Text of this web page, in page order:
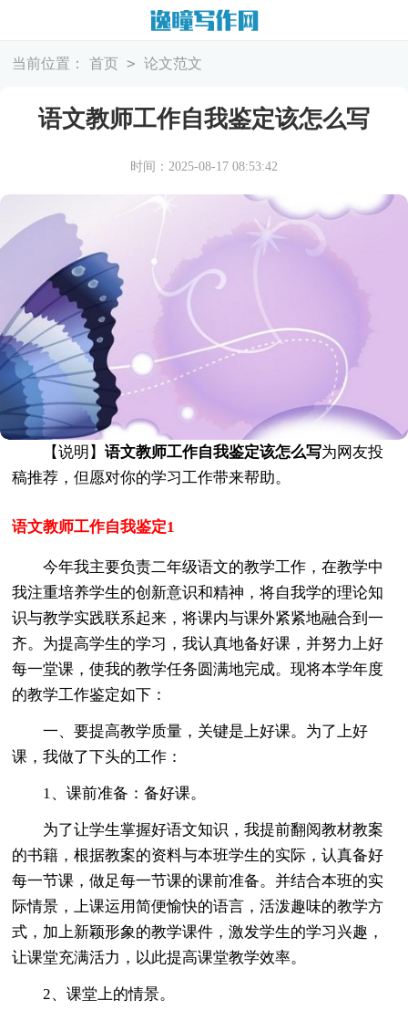
当前位置： 首页 > 论文范文
语文教师工作自我鉴定该怎么写
时间：2025-08-17 08:53:42
【说明】语文教师工作自我鉴定该怎么写为网友投
稿推荐，但愿对你的学习工作带来帮助。
语文教师工作自我鉴定1
今年我主要负责二年级语文的教学工作，在教学中
我注重培养学生的创新意识和精神，将自我学的理论知
识与教学实践联系起来，将课内与课外紧紧地融合到一
齐。为提高学生的学习，我认真地备好课，并努力上好
每一堂课，使我的教学任务圆满地完成。现将本学年度
的教学工作鉴定如下：
一、要提高教学质量，关键是上好课。为了上好
课，我做了下头的工作：
1、课前准备：备好课。
为了让学生掌握好语文知识，我提前翻阅教材教案
的书籍，根据教案的资料与本班学生的实际，认真备好
每一节课，做足每一节课的课前准备。并结合本班的实
际情景，上课运用简便愉快的语言，活泼趣味的教学方
式，加上新颖形象的教学课件，激发学生的学习兴趣，
让课堂充满活力，以此提高课堂教学效率。
2、课堂上的情景。